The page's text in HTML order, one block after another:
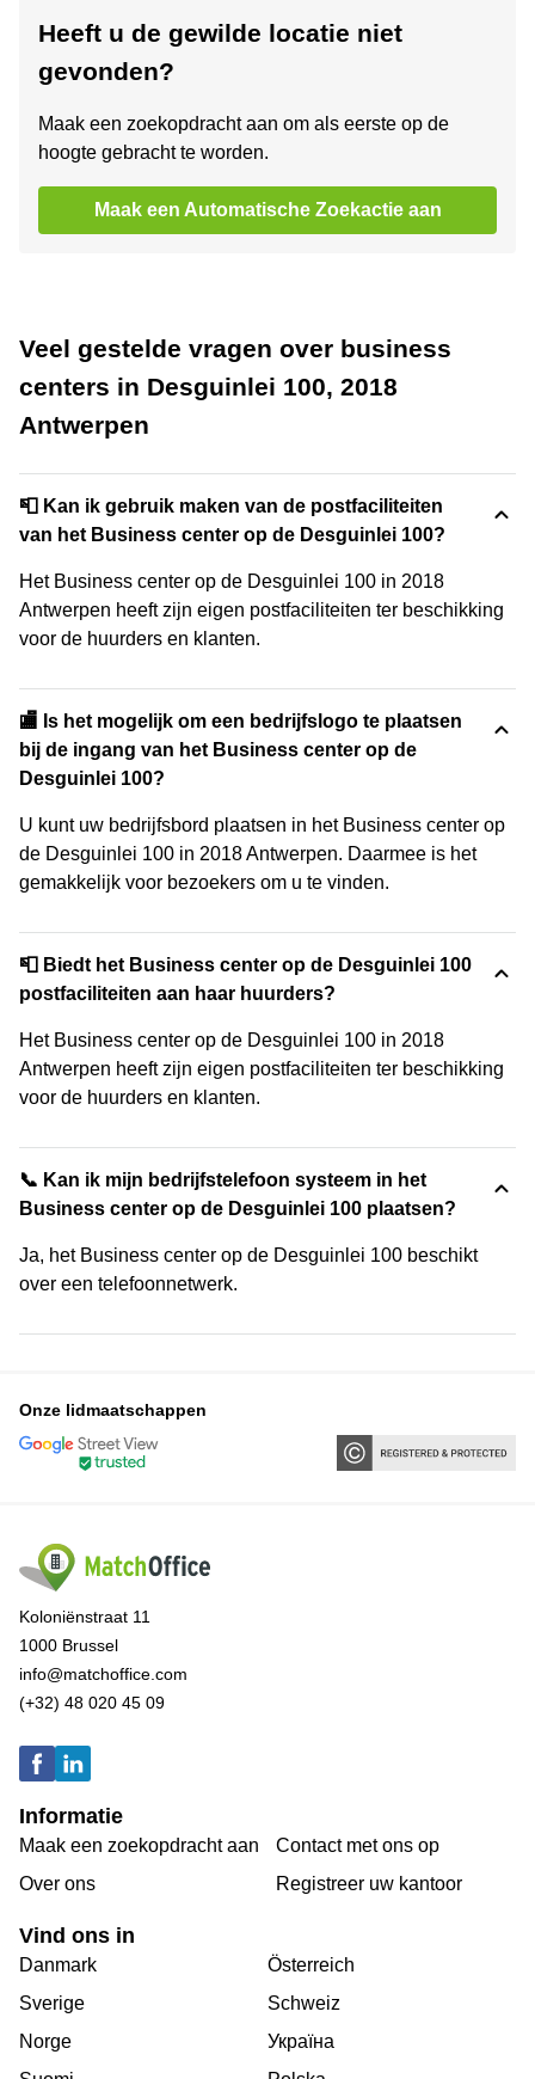
Heeft u de gewilde locatie niet
gevonden?
Maak een zoekopdracht aan om als eerste op de
hoogte gebracht te worden.
Maak een Automatische Zoekactie aan
Veel gestelde vragen over business
centers in Desguinlei 100, 2018
Antwerpen
📮 Kan ik gebruik maken van de postfaciliteiten
van het Business center op de Desguinlei 100?
Het Business center op de Desguinlei 100 in 2018
Antwerpen heeft zijn eigen postfaciliteiten ter beschikking
voor de huurders en klanten.
🏬 Is het mogelijk om een bedrijfslogo te plaatsen
bij de ingang van het Business center op de
Desguinlei 100?
U kunt uw bedrijfsbord plaatsen in het Business center op
de Desguinlei 100 in 2018 Antwerpen. Daarmee is het
gemakkelijk voor bezoekers om u te vinden.
📮 Biedt het Business center op de Desguinlei 100
postfaciliteiten aan haar huurders?
Het Business center op de Desguinlei 100 in 2018
Antwerpen heeft zijn eigen postfaciliteiten ter beschikking
voor de huurders en klanten.
📞 Kan ik mijn bedrijfstelefoon systeem in het
Business center op de Desguinlei 100 plaatsen?
Ja, het Business center op de Desguinlei 100 beschikt
over een telefoonnetwerk.
Onze lidmaatschappen
Koloniënstraat 11
1000 Brussel
info@matchoffice.com
(+32) 48 020 45 09
Informatie
Maak een zoekopdracht aan
Over ons
Contact met ons op
Registreer uw kantoor
Vind ons in
Danmark
Sverige
Norge
Österreich
Schweiz
Україна